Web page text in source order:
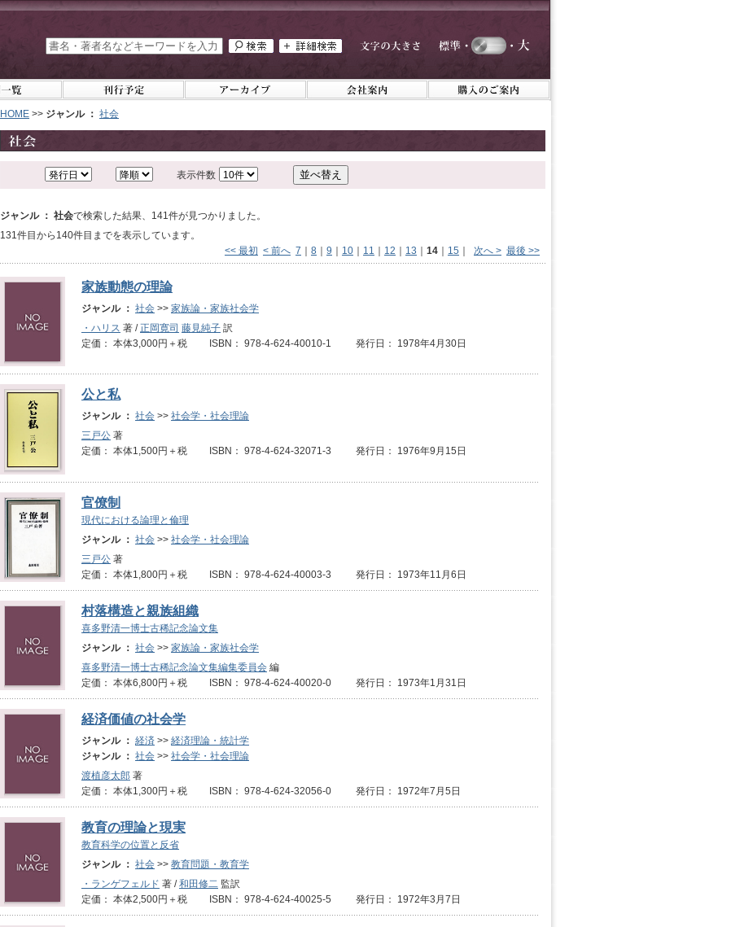
HOME >> ジャンル ： 社会
表示件数
ジャンル ： 社会で検索した結果、141件が見つかりました。
131件目から140件目までを表示しています。
<< 最初 < 前へ 7 8 9 10 11 12 13 14 15 次へ > 最後 >>
家族動態の理論
ジャンル ： 社会 >> 家族論・家族社会学
・ハリス 著 /正岡寛司 藤見純子 訳
定価： 本体3,000円＋税 ISBN： 978-4-624-40010-1 発行日： 1978年4月30日
公と私
ジャンル ： 社会 >> 社会学・社会理論
三戸公 著
定価： 本体1,500円＋税 ISBN： 978-4-624-32071-3 発行日： 1976年9月15日
官僚制
現代における論理と倫理
ジャンル ： 社会 >> 社会学・社会理論
三戸公 著
定価： 本体1,800円＋税 ISBN： 978-4-624-40003-3 発行日： 1973年11月6日
村落構造と親族組織
喜多野清一博士古稀記念論文集
ジャンル ： 社会 >> 家族論・家族社会学
喜多野清一博士古稀記念論文集編集委員会 編
定価： 本体6,800円＋税 ISBN： 978-4-624-40020-0 発行日： 1973年1月31日
経済価値の社会学
ジャンル ： 経済 >> 経済理論・統計学
ジャンル ： 社会 >> 社会学・社会理論
渡植彦太郎 著
定価： 本体1,300円＋税 ISBN： 978-4-624-32056-0 発行日： 1972年7月5日
教育の理論と現実
教育科学の位置と反省
ジャンル ： 社会 >> 教育問題・教育学
・ランゲフェルド 著 /和田修二 監訳
定価： 本体2,500円＋税 ISBN： 978-4-624-40025-5 発行日： 1972年3月7日